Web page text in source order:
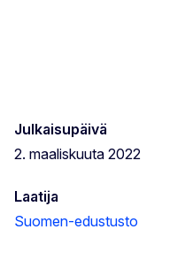
Julkaisupäivä
2. maaliskuuta 2022
Laatija
Suomen-edustusto